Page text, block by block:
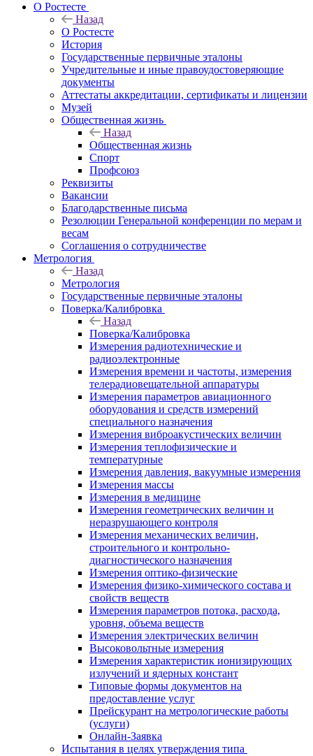
О Ростесте
Назад
О Ростесте
История
Государственные первичные эталоны
Учредительные и иные правоудостоверяющие
документы
Аттестаты аккредитации, сертификаты и лицензии
Музей
Общественная жизнь
Назад
Общественная жизнь
Спорт
Профсоюз
Реквизиты
Вакансии
Благодарственные письма
Резолюции Генеральной конференции по мерам и
весам
Соглашения о сотрудничестве
Метрология
Назад
Метрология
Государственные первичные эталоны
Поверка/Калибровка
Назад
Поверка/Калибровка
Измерения радиотехнические и
радиоэлектронные
Измерения времени и частоты, измерения
телерадиовещательной аппаратуры
Измерения параметров авиационного
оборудования и средств измерений
специального назначения
Измерения виброакустических величин
Измерения теплофизические и
температурные
Измерения давления, вакуумные измерения
Измерения массы
Измерения в медицине
Измерения геометрических величин и
неразрушающего контроля
Измерения механических величин,
строительного и контрольно-
диагностического назначения
Измерения оптико-физические
Измерения физико-химического состава и
свойств веществ
Измерения параметров потока, расхода,
уровня, объема веществ
Измерения электрических величин
Высоковольтные измерения
Измерения характеристик ионизирующих
излучений и ядерных констант
Типовые формы документов на
предоставление услуг
Прейскурант на метрологические работы
(услуги)
Онлайн-Заявка
Испытания в целях утверждения типа